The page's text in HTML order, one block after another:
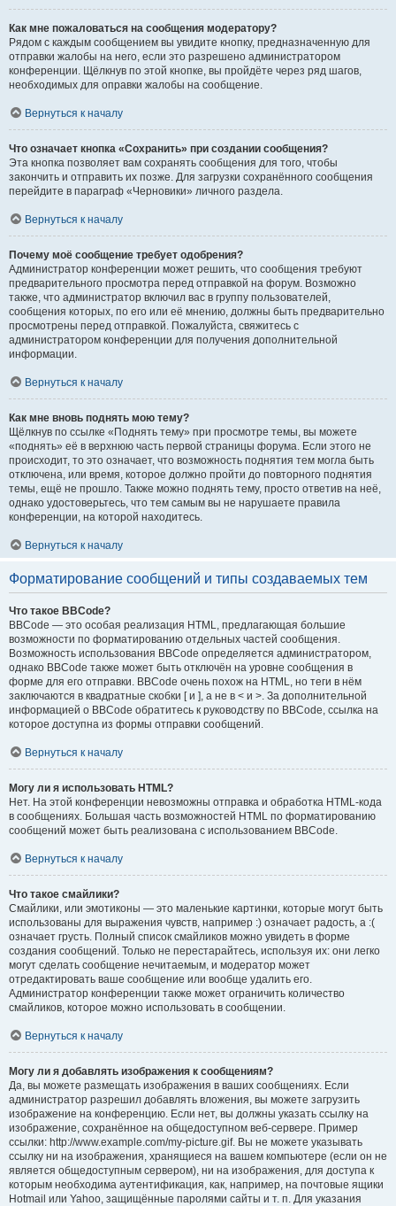
Как мне пожаловаться на сообщения модератору?
Рядом с каждым сообщением вы увидите кнопку, предназначенную для
отправки жалобы на него, если это разрешено администратором
конференции. Щёлкнув по этой кнопке, вы пройдёте через ряд шагов,
необходимых для оправки жалобы на сообщение.
Вернуться к началу
Что означает кнопка «Сохранить» при создании сообщения?
Эта кнопка позволяет вам сохранять сообщения для того, чтобы
закончить и отправить их позже. Для загрузки сохранённого сообщения
перейдите в параграф «Черновики» личного раздела.
Вернуться к началу
Почему моё сообщение требует одобрения?
Администратор конференции может решить, что сообщения требуют
предварительного просмотра перед отправкой на форум. Возможно
также, что администратор включил вас в группу пользователей,
сообщения которых, по его или её мнению, должны быть предварительно
просмотрены перед отправкой. Пожалуйста, свяжитесь с
администратором конференции для получения дополнительной
информации.
Вернуться к началу
Как мне вновь поднять мою тему?
Щёлкнув по ссылке «Поднять тему» при просмотре темы, вы можете
«поднять» её в верхнюю часть первой страницы форума. Если этого не
происходит, то это означает, что возможность поднятия тем могла быть
отключена, или время, которое должно пройти до повторного поднятия
темы, ещё не прошло. Также можно поднять тему, просто ответив на неё,
однако удостоверьтесь, что тем самым вы не нарушаете правила
конференции, на которой находитесь.
Вернуться к началу
Форматирование сообщений и типы создаваемых тем
Что такое BBCode?
BBCode — это особая реализация HTML, предлагающая большие
возможности по форматированию отдельных частей сообщения.
Возможность использования BBCode определяется администратором,
однако BBCode также может быть отключён на уровне сообщения в
форме для его отправки. BBCode очень похож на HTML, но теги в нём
заключаются в квадратные скобки [ и ], а не в < и >. За дополнительной
информацией о BBCode обратитесь к руководству по BBCode, ссылка на
которое доступна из формы отправки сообщений.
Вернуться к началу
Могу ли я использовать HTML?
Нет. На этой конференции невозможны отправка и обработка HTML-кода
в сообщениях. Большая часть возможностей HTML по форматированию
сообщений может быть реализована с использованием BBCode.
Вернуться к началу
Что такое смайлики?
Смайлики, или эмотиконы — это маленькие картинки, которые могут быть
использованы для выражения чувств, например :) означает радость, а :(
означает грусть. Полный список смайликов можно увидеть в форме
создания сообщений. Только не перестарайтесь, используя их: они легко
могут сделать сообщение нечитаемым, и модератор может
отредактировать ваше сообщение или вообще удалить его.
Администратор конференции также может ограничить количество
смайликов, которое можно использовать в сообщении.
Вернуться к началу
Могу ли я добавлять изображения к сообщениям?
Да, вы можете размещать изображения в ваших сообщениях. Если
администратор разрешил добавлять вложения, вы можете загрузить
изображение на конференцию. Если нет, вы должны указать ссылку на
изображение, сохранённое на общедоступном веб-сервере. Пример
ссылки: http://www.example.com/my-picture.gif. Вы не можете указывать
ссылку ни на изображения, хранящиеся на вашем компьютере (если он не
является общедоступным сервером), ни на изображения, для доступа к
которым необходима аутентификация, как, например, на почтовые ящики
Hotmail или Yahoo, защищённые паролями сайты и т. п. Для указания